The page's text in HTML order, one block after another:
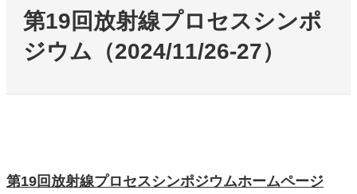
第19回放射線プロセスシンポ
ジウム（2024/11/26-27）
第19回放射線プロセスシンポジウムホームページ